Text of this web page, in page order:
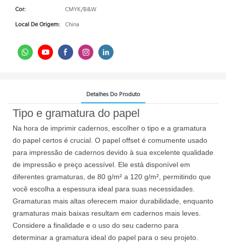
Cor:
CMYK/B&W
Local De Origem: China
Detalhes Do Produto
Tipo e gramatura do papel
Na hora de imprimir cadernos, escolher o tipo e a gramatura
do papel certos é crucial. O papel offset é comumente usado
para impressão de cadernos devido à sua excelente qualidade
de impressão e preço acessível. Ele está disponível em
diferentes gramaturas, de 80 g/m² a 120 g/m², permitindo que
você escolha a espessura ideal para suas necessidades.
Gramaturas mais altas oferecem maior durabilidade, enquanto
gramaturas mais baixas resultam em cadernos mais leves.
Considere a finalidade e o uso do seu caderno para
determinar a gramatura ideal do papel para o seu projeto.